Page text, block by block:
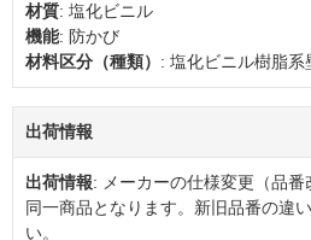
材質: 塩化ビニル
機能: 防かび
材料区分（種類） : 塩化ビニル樹脂系
出荷情報
出荷情報: メーカーの仕様変更（品
同一商品となります。新旧品番の違
い。